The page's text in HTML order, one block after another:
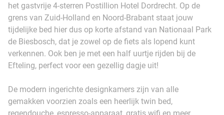
het gastvrije 4-sterren Postillion Hotel Dordrecht. Op de
grens van Zuid-Holland en Noord-Brabant staat jouw
tijdelijke bed hier dus op korte afstand van Nationaal Park
de Biesbosch, dat je zowel op de fiets als lopend kunt
verkennen. Ook ben je met een half uurtje rijden bij de
Efteling, perfect voor een gezellig dagje uit!
De modern ingerichte designkamers zijn van alle
gemakken voorzien zoals een heerlijk twin bed,